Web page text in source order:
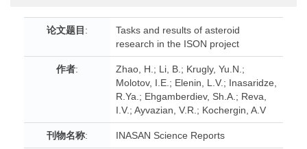
论文题目 :
Tasks and results of asteroid
research in the ISON project
作者:
Zhao, H.; Li, B.; Krugly, Yu.N.;
Molotov, I.E.; Elenin, L.V.; Inasaridze,
R.Ya.; Ehgamberdiev, Sh.A.; Reva,
I.V.; Ayvazian, V.R.; Kochergin, A.V
刊物名称: INASAN Science Reports